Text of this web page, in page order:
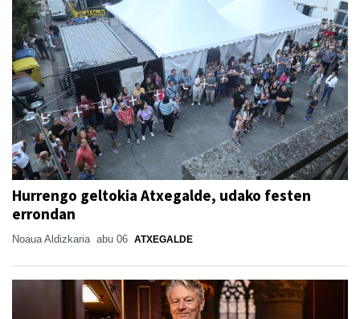
Hurrengo geltokia Atxegalde, udako festen
errondan
Noaua Aldizkaria abu 06 ATXEGALDE